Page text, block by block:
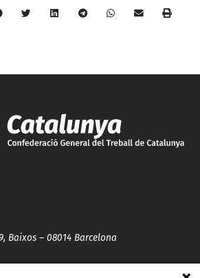
Baixos – 08014 Barcelona